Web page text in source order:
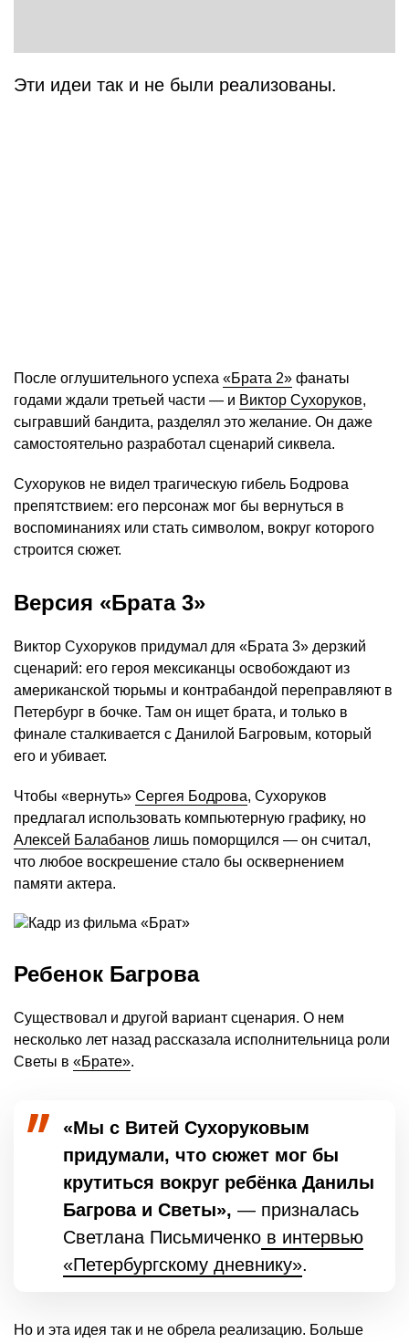
Эти идеи так и не были реализованы.
После оглушительного успеха «Брата 2» фанаты
годами ждали третьей части — и Виктор Сухоруков,
сыгравший бандита, разделял это желание. Он даже
самостоятельно разработал сценарий сиквела.
Сухоруков не видел трагическую гибель Бодрова
препятствием: его персонаж мог бы вернуться в
воспоминаниях или стать символом, вокруг которого
строится сюжет.
Версия «Брата 3»
Виктор Сухоруков придумал для «Брата 3» дерзкий
сценарий: его героя мексиканцы освобождают из
американской тюрьмы и контрабандой переправляют в
Петербург в бочке. Там он ищет брата, и только в
финале сталкивается с Данилой Багровым, который
его и убивает.
Чтобы «вернуть» Сергея Бодрова, Сухоруков
предлагал использовать компьютерную графику, но
Алексей Балабанов лишь поморщился — он считал,
что любое воскрешение стало бы осквернением
памяти актера.
Ребенок Багрова
Существовал и другой вариант сценария. О нем
несколько лет назад рассказала исполнительница роли
Светы в «Брате».
«Мы с Витей Сухоруковым
придумали, что сюжет мог бы
крутиться вокруг ребёнка Данилы
Багрова и Светы», — призналась
Светлана Письмиченко в интервью
«Петербургскому дневнику».
Но и эта идея так и не обрела реализацию. Больше